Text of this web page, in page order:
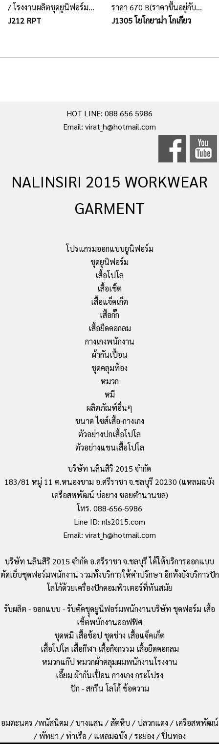
/ โรงงานผลิตชุดยูนิฟอร์ม
พนักงาน เสื้อโปโล นลินสิริ
J212 RPT
ราคา 670 B(ราคาขึ้นอยู่กับ
จำนวน ขนาดรูปแบบ ปัก และ
J1305 โยโกยาม่า โกเกียว
HOT LINE: 088 656 5986
Email: virat_h@hotmail.com
NALINSIRI 2015 WORKWEAR
GARMENT
โปรแกรมออกแบบยูนิฟอร์ม
ชุดยูนิฟอร์ม
เสื้อโปโล
เสื้อเชิ้ต
เสื้อแจ็คเก็ต
เสื้อกั๊ก
เสื้อยืดคอกลม
กางเกงพนักงาน
ผ้ากันเปื้อน
ชุดคลุมท้อง
หมวก
หมี
ผลิตภัณฑ์อื่นๆ
ขนาด ไซส์เสื้อ-กางเกง
ตัวอย่างปกเสื้อโปโล
ตัวอย่างแขนเสื้อโปโล
บริษัท นลินสิริ 2015 จำกัด
183/81 หมู่ 11 ต.หนองขาม อ.ศรีราชา จ.ชลบุรี 20230 (แหลมฉบัง
เครือสหพัฒน์ บ่อยาง ซอยตำนานชล)
โทร. 088-656-5986
Line ID: nls2015.com
Email: virat_h@hotmail.com
บริษัท นลินสิริ 2015 จำกัด อ.ศรีราชา จ.ชลบุรี ได้ให้บริการออกแบบ
ตัดเย็บชุดฟอร์มพนักงาน รวมทั้งบริการให้คำปรึกษา อีกทั้งยังบริการปัก
โลโก้ด้วยเครื่องปักคอมพิวเตอร์ที่ทันสมัย
รับผลิต - ออกแบบ - รับตัดชุุดยูนิฟอร์มพนักงานบริษัท ชุดฟอร์ม เสื้อ
เชิ้ตพนักงานออฟฟิศ
ชุดหมี เสื้อช้อป ชุดช่าง เสื้อแจ็คเก็ต
เสื้อโปโล เสื้อกีฬา เสื้อกิจกรรม เสื้อยืดคอกลม
หมวกแก๊ป หมวกผ้าคลุมผมพนักงานโรงงาน
เอี๊ยม ผ้ากันเปื้อน กางเกง กระโปรง
ปัก - สกรีน โลโก้ ข้อความ
อมตะนคร /พนัสนิคม / บางแสน / สัตหีบ / ปลวกแดง / เครือสหพัฒน์
/ พัทยา / ท่าเรือ / แหลมฉบัง / ระยอง / ปิ่นทอง